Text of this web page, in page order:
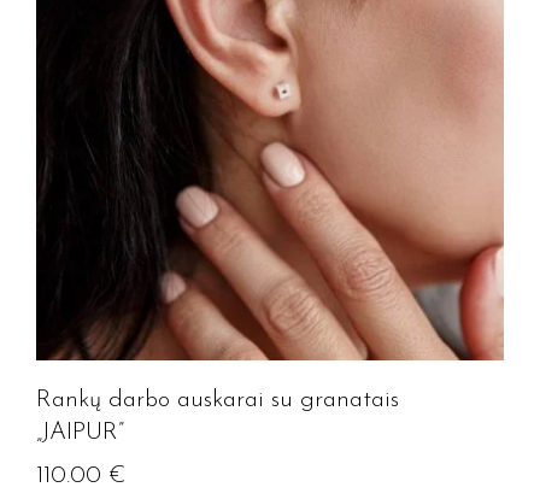
Rankų darbo auskarai su granatais
„JAIPUR”
110.00 €